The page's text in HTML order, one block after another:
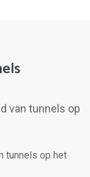
van tunnels op
tunnels op het